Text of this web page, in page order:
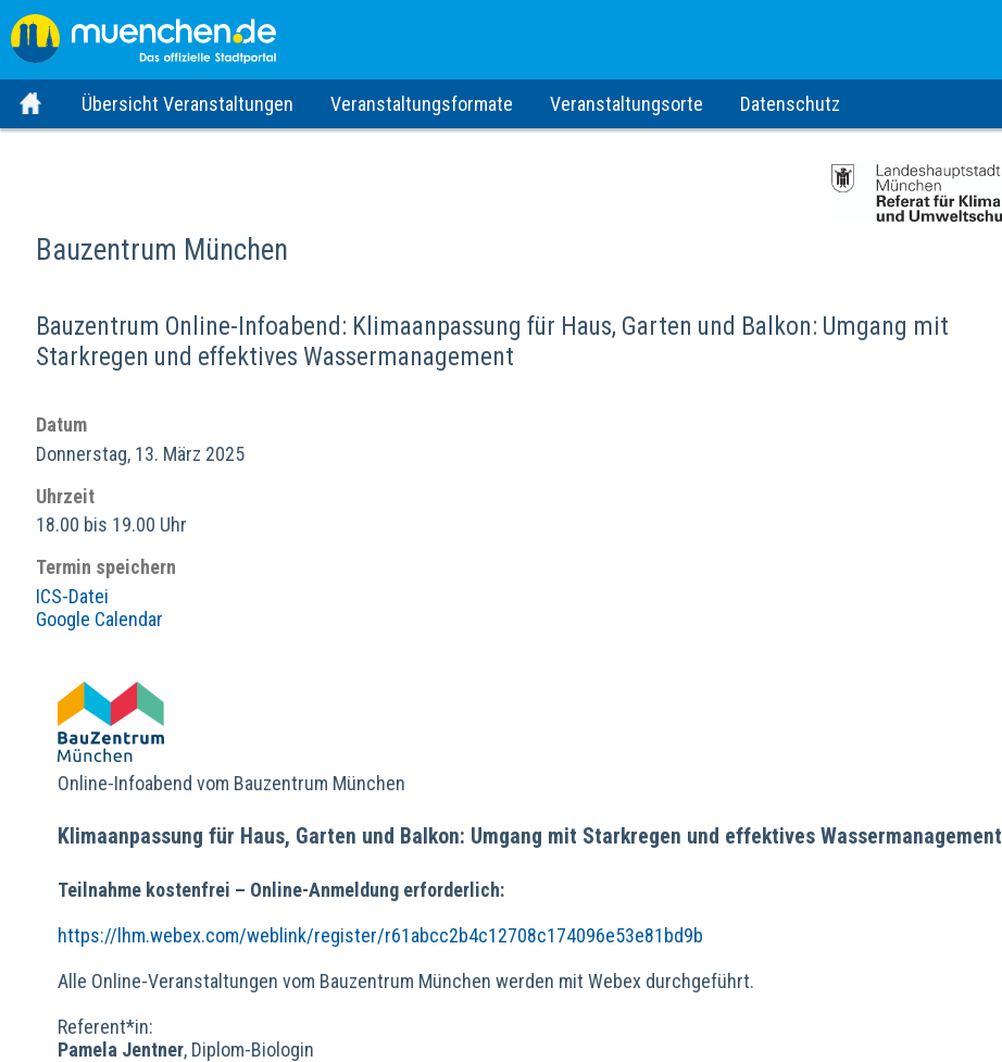
Übersicht Veranstaltungen Veranstaltungsformate Veranstaltungsorte Datenschutz
Bauzentrum München
Bauzentrum Online-Infoabend: Klimaanpassung für Haus, Garten und Balkon: Umgang mit
Starkregen und effektives Wassermanagement
Datum
Donnerstag, 13. März 2025
Uhrzeit
18.00 bis 19.00 Uhr
Termin speichern
ICS-Datei
Google Calendar
Online-Infoabend vom Bauzentrum München
Klimaanpassung für Haus, Garten und Balkon: Umgang mit Starkregen und effektives Wassermanagement
Teilnahme kostenfrei – Online-Anmeldung erforderlich:
https://lhm.webex.com/weblink/register/r61abcc2b4c12708c174096e53e81bd9b
Alle Online-Veranstaltungen vom Bauzentrum München werden mit Webex durchgeführt.
Referent*in:
Pamela Jentner, Diplom-Biologin